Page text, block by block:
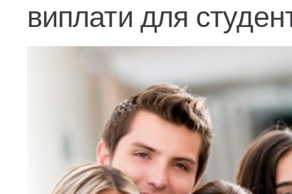
виплати для